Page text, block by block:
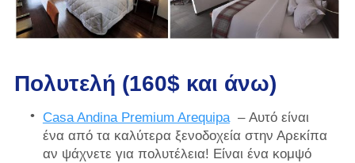
Πολυτελή (160$ και άνω)
Casa Andina Premium Arequipa– Αυτό είναι
ένα από τα καλύτερα ξενοδοχεία στην Αρεκίπα
αν ψάχνετε για πολυτέλεια! Είναι ένα κομψό